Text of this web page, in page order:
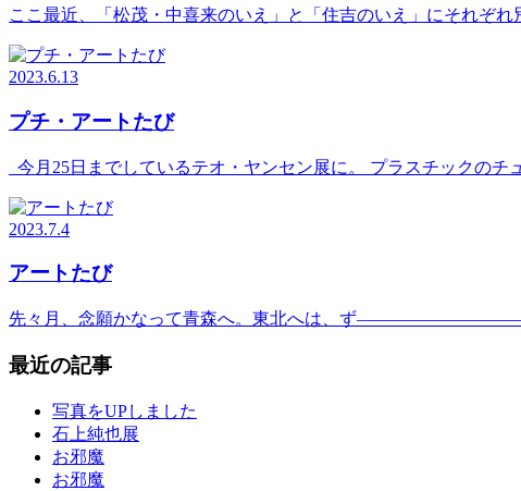
ここ最近、「松茂・中喜来のいえ」と「住吉のいえ」にそれぞ
2023.6.13
プチ・アートたび
今月25日までしているテオ・ヤンセン展に。 プラスチックの
2023.7.4
アートたび
先々月、念願かなって青森へ。東北へは、ず
最近の記事
写真をUPしました
石上純也展
お邪魔
お邪魔